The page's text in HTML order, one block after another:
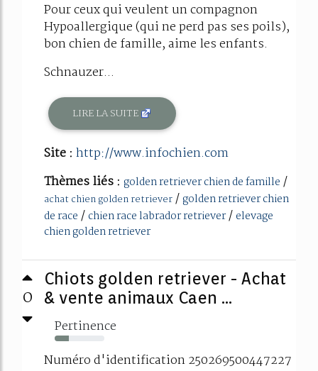
Pour ceux qui veulent un compagnon
Hypoallergique (qui ne perd pas ses poils),
bon chien de famille, aime les enfants.
Schnauzer...
LIRE LA SUITE
Site : http://www.infochien.com
Thèmes liés : golden retriever chien de famille /
achat chien golden retriever/ golden retriever chien
de race / chien race labrador retriever/ elevage
chien golden retriever
0
Chiots golden retriever - Achat
& vente animaux Caen ...
Pertinence
29%
Numéro d'identification 250269500447227